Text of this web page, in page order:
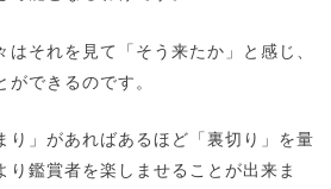
それを見て「そう来たか」と感じ、
ができるのです。
り」があればあるほど「裏切り」を量
り鑑賞者を楽しませることが出来ま